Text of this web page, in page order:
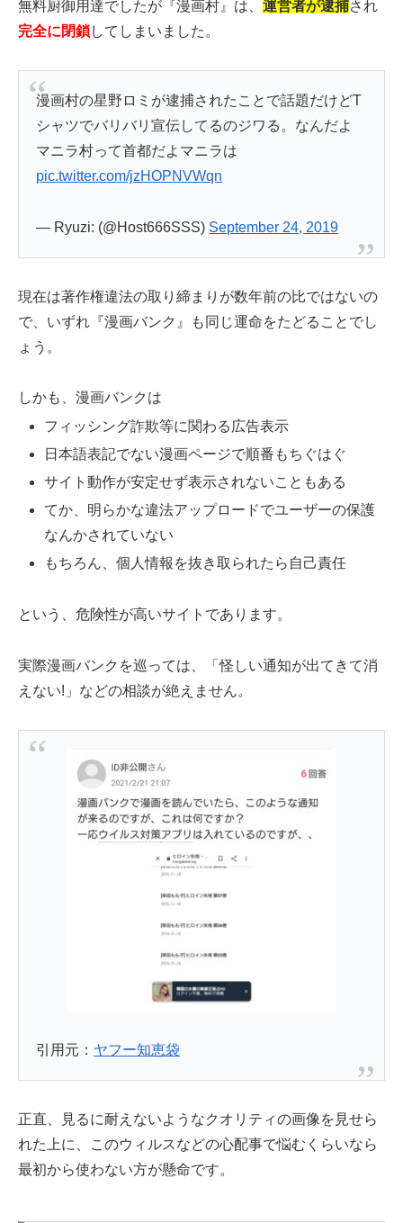
無料厨御用達でしたが『漫画村』は、 運営者が逮捕され
完全に閉鎖してしまいました。
漫画村の星野ロミが逮捕されたことで話題だけどT
シャツでバリバリ宣伝してるのジワる。なんだよ
マニラ村って首都だよマニラは
pic.twitter.com/jzHOPNVWqn
— Ryuzi: (@Host666SSS) September 24, 2019
現在は著作権違法の取り締まりが数年前の比ではないの
で、いずれ『漫画バンク』も同じ運命をたどることでし
ょう。
しかも、漫画バンクは
フィッシング詐欺等に関わる広告表示
日本語表記でない漫画ページで順番もちぐはぐ
サイト動作が安定せず表示されないこともある
てか、明らかな違法アップロードでユーザーの保護
なんかされていない
もちろん、個人情報を抜き取られたら自己責任
という、危険性が高いサイトであります。
実際漫画バンクを巡っては、「怪しい通知が出てきて消
えない!」などの相談が絶えません。
引用元： ヤフー知恵袋
正直、見るに耐えないようなクオリティの画像を見せら
れた上に、このウィルスなどの心配事で悩むくらいなら
最初から使わない方が懸命です。